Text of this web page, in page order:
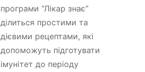
програми “Лікар знає”
ділиться простими та
дієвими рецептами, які
допоможуть підготувати
імунітет до періоду